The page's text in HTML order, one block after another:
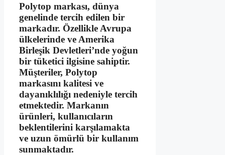
Polytop markası, dünya
genelinde tercih edilen bir
markadır. Özellikle Avrupa
ülkelerinde ve Amerika
Birleşik Devletleri’nde yoğun
bir tüketici ilgisine sahiptir.
Müşteriler, Polytop
markasını kalitesi ve
dayanıklılığı nedeniyle tercih
etmektedir. Markanın
ürünleri, kullanıcıların
beklentilerini karşılamakta
ve uzun ömürlü bir kullanım
sunmaktadır.